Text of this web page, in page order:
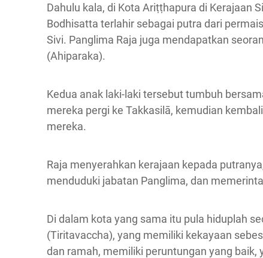
Dahulu kala, di Kota Ariṭṭhapura di Kerajaan
Bodhisatta terlahir sebagai putra dari
Sivi. Panglima Raja juga mendapatkan
(Ahiparaka).
Kedua anak laki-laki tersebut tumbuh
mereka pergi ke Takkasilā, kemudian
mereka.
Raja menyerahkan kerajaan kepada
menduduki jabatan Panglima, dan
Di dalam kota yang sama itu pula hiduplah
(Tiritavaccha), yang memiliki kekayaan
dan ramah, memiliki peruntungan yang